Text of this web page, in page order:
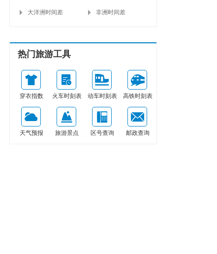
大洋洲时间差 非洲时间差
热门旅游工具
穿衣指数 火车时刻表 动车时刻表 高铁时刻表
天气预报 旅游景点 区号查询 邮政查询